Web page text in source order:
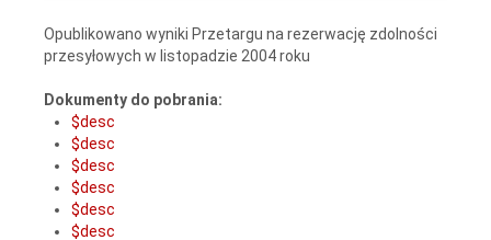
Opublikowano wyniki Przetargu na rezerwację zdolności
przesyłowych w listopadzie 2004 roku
Dokumenty do pobrania:
$desc
$desc
$desc
$desc
$desc
$desc